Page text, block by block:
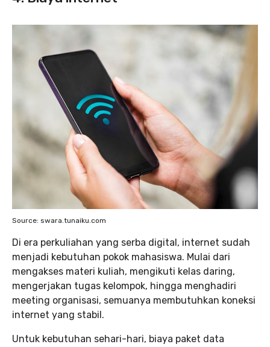
Source: swara.tunaiku.com
Di era perkuliahan yang serba digital, internet sudah
menjadi kebutuhan pokok mahasiswa. Mulai dari
mengakses materi kuliah, mengikuti kelas daring,
mengerjakan tugas kelompok, hingga menghadiri
meeting organisasi, semuanya membutuhkan koneksi
internet yang stabil.
Untuk kebutuhan sehari-hari, biaya paket data